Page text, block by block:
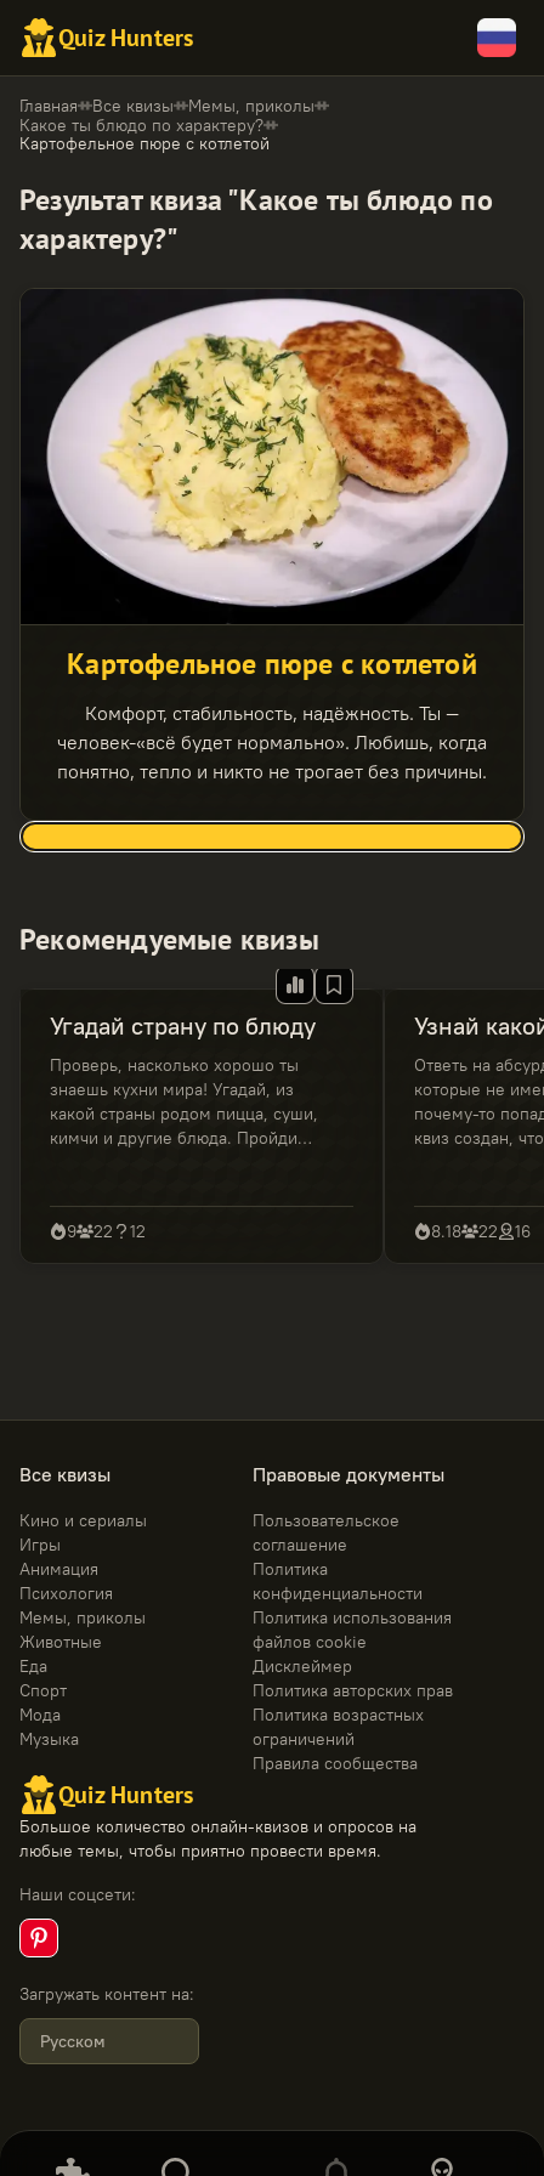
Quiz Hunters
Главная Все квизы
Мемы, приколы
Какое ты блюдо по характеру?
Картофельное пюре с котлетой
Результат квиза "Какое ты блюдо по
характеру?"
Картофельное пюре с котлетой
Комфорт, стабильность, надёжность. Ты —
человек-«всё будет нормально». Любишь, когда
понятно, тепло и никто не трогает без причины.
Рекомендуемые квизы
Угадай страну по блюду
Проверь, насколько хорошо ты
знаешь кухни мира! Угадай, из
какой страны родом пицца, суши,
кимчи и другие блюда. Пройди
узнай, настоящий ли ты гурман.
9
22 12
Узнай
Ответь на
которые не
почему-то
квиз создан,
проходишь.
8.18
22 16
Quiz Hunters
Большое количество онлайн-квизов и опросов на
любые темы, чтобы приятно провести время.
Наши соцсети:
Загружать контент на:
Русском
Все квизы
Кино и сериалы
Игры
Анимация
Психология
Мемы, приколы
Животные
Еда
Спорт
Мода
Музыка
Правовые документы
Пользовательское
соглашение
Политика
конфиденциальности
Политика использования
файлов cookie
Дисклеймер
Политика авторских прав
Политика возрастных
ограничений
Правила сообщества